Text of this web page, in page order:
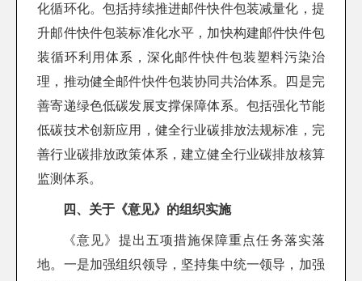
化循环化。包括持续推进邮件快件包装减量化，提
升邮件快件包装标准化水平，加快构建邮件快件包
装循环利用体系，深化邮件快件包装塑料污染治
理，推动健全邮件快件包装协同共治体系。四是完
善寄递绿色低碳发展支撑保障体系。包括强化节能
低碳技术创新应用，健全行业碳排放法规标准，完
善行业碳排放政策体系，建立健全行业碳排放核算
监测体系。
四、关于《意见》的组织实施
《意见》提出五项措施保障重点任务落实落
地。一是加强组织领导，坚持集中统一领导，加强